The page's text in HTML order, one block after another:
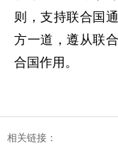
则，支持联合国
方一道，遵从联
合国作用。
相关链接：